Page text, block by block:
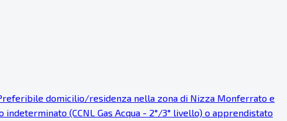
domicilio/residenza nella zona di Nizza Monferrato e
(CCNL Gas Acqua - 2°/3° livello) o apprendistato